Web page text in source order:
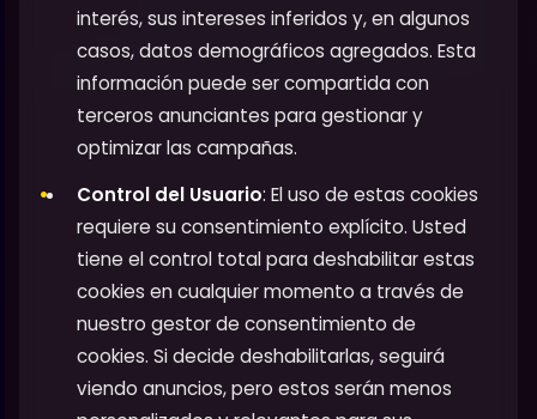
interés, sus intereses inferidos y, en algunos
casos, datos demográficos agregados. Esta
información puede ser compartida con
terceros anunciantes para gestionar y
optimizar las campañas.
Control del Usuario: El uso de estas cookies
requiere su consentimiento explícito. Usted
tiene el control total para deshabilitar estas
cookies en cualquier momento a través de
nuestro gestor de consentimiento de
cookies. Si decide deshabilitarlas, seguirá
viendo anuncios, pero estos serán menos